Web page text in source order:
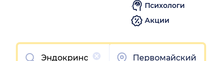
Психологи
Акции
Очистить
Первомайский